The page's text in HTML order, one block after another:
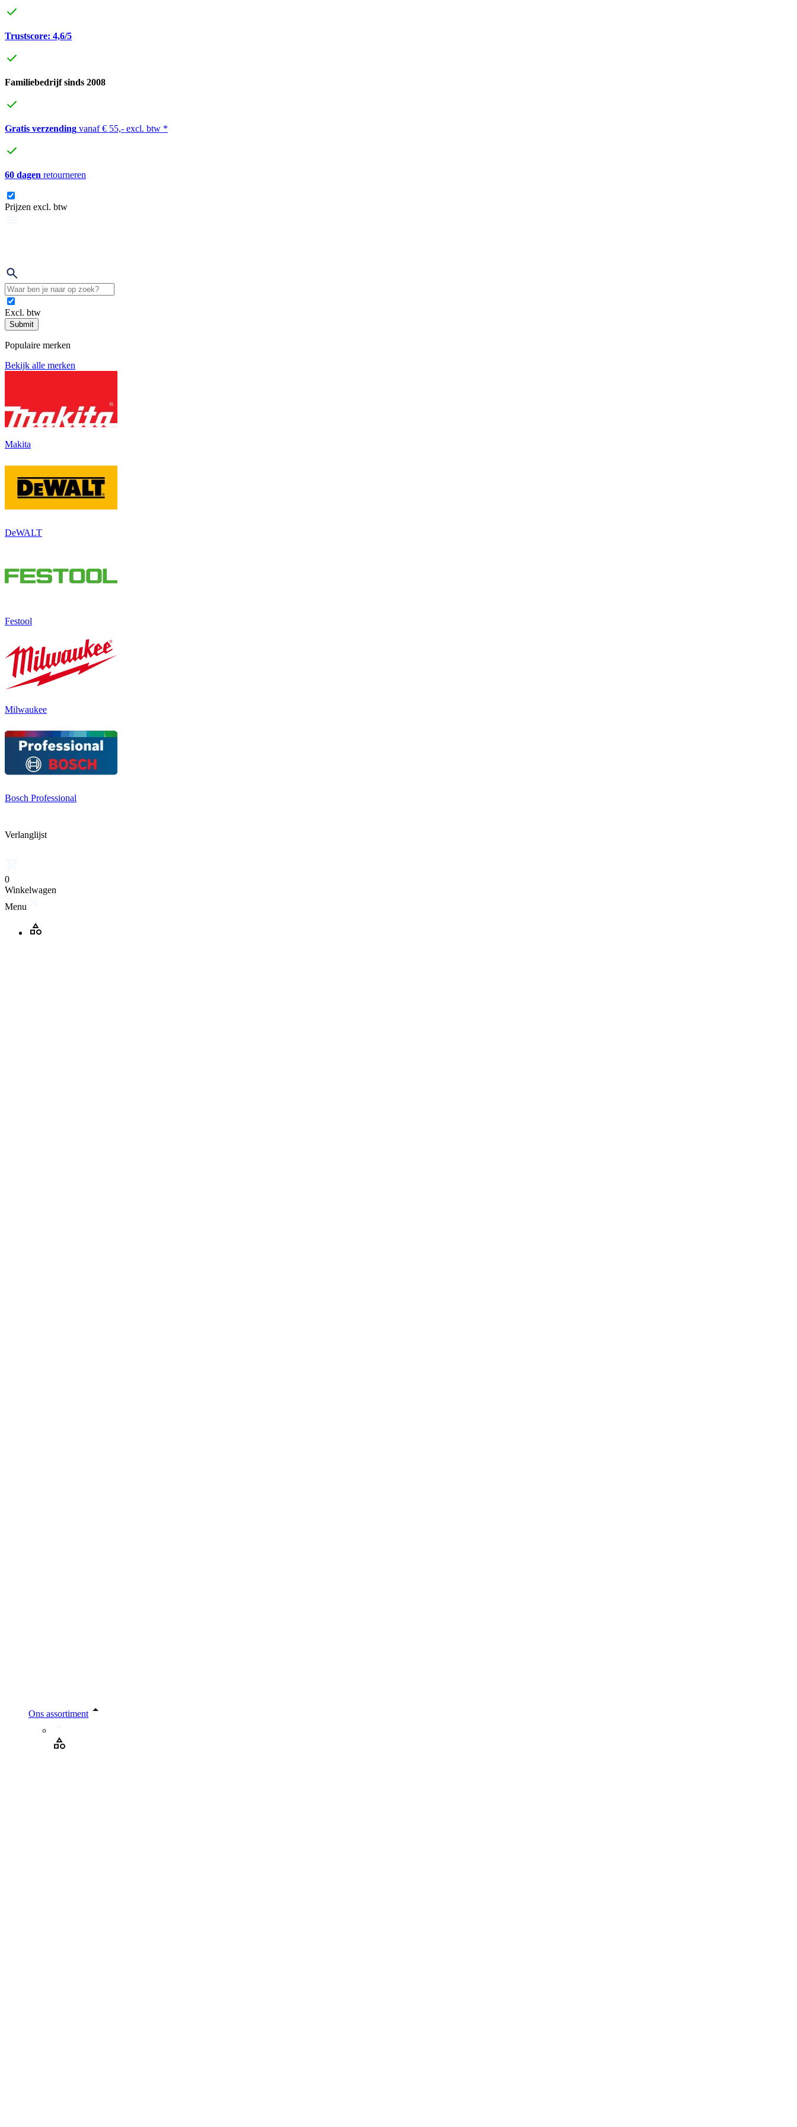
Trustscore: 4,6/5
Familiebedrijf sinds 2008
Gratis verzending vanaf € 55,- excl. btw *
60 dagen retourneren
Prijzen excl. btw
Excl. btw
Submit
Populaire merken
Bekijk alle merken
Makita
DeWALT
Festool
Milwaukee
Bosch Professional
Verlanglijst
0
Winkelwagen
Menu
Ons assortiment